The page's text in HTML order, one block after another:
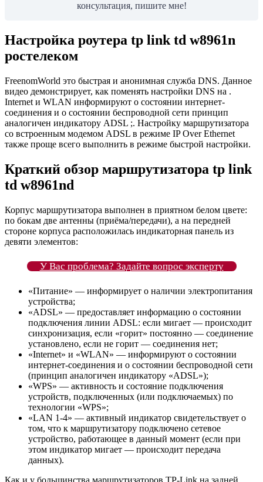
консультация, пишите мне!
Настройка роутера tp link td w8961n
ростелеком
FreenomWorld это быстрая и анонимная служба DNS. Данное
видео демонстрирует, как поменять настройки DNS на .
Internet и WLAN информируют о состоянии интернет-
соединения и о состоянии беспроводной сети принцип
аналогичен индикатору ADSL ;. Настройку маршрутизатора
со встроенным модемом ADSL в режиме IP Over Ethernet
также проще всего выполнить в режиме быстрой настройки.
Краткий обзор маршрутизатора tp link
td w8961nd
Корпус маршрутизатора выполнен в приятном белом цвете:
по бокам две антенны (приёма/передачи), а на передней
стороне корпуса расположилась индикаторная панель из
девяти элементов:
У Вас проблема? Задайте вопрос эксперту
«Питание» — информирует о наличии электропитания
устройства;
«ADSL» — предоставляет информацию о состоянии
подключения линии ADSL: если мигает — происходит
синхронизация, если «горит» постоянно — соединение
установлено, если не горит — соединения нет;
«Internet» и «WLAN» — информируют о состоянии
интернет-соединения и о состоянии беспроводной сети
(принцип аналогичен индикатору «ADSL»);
«WPS» — активность и состояние подключения
устройств, подключенных (или подключаемых) по
технологии «WPS»;
«LAN 1-4» — активный индикатор свидетельствует о
том, что к маршрутизатору подключено сетевое
устройство, работающее в данный момент (если при
этом индикатор мигает — происходит передача
данных).
Как и у большинства маршрутизаторов TP-Link на задней